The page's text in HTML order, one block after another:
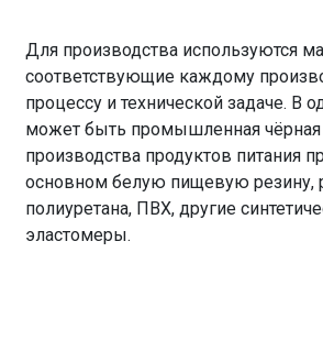
Для производства используются
соответствующие каждому
процессу и технической задаче. В
может быть промышленная чёрная
производства продуктов питания
основном белую пищевую резину,
полиуретана, ПВХ, другие
эластомеры.